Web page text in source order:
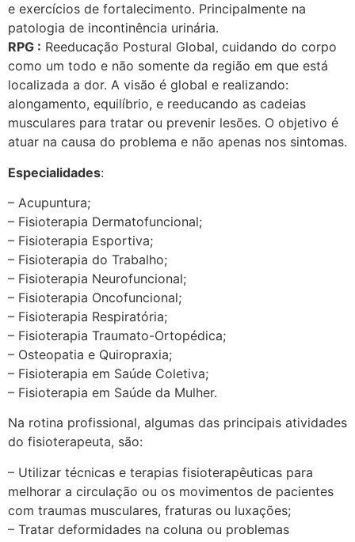
e exercícios de fortalecimento. Principalmente na
patologia de incontinência urinária.
RPG : Reeducação Postural Global, cuidando do corpo
como um todo e não somente da região em que está
localizada a dor. A visão é global e realizando:
alongamento, equilíbrio, e reeducando as cadeias
musculares para tratar ou prevenir lesões. O objetivo é
atuar na causa do problema e não apenas nos sintomas.
Especialidades:
– Acupuntura;
– Fisioterapia Dermatofuncional;
– Fisioterapia Esportiva;
– Fisioterapia do Trabalho;
– Fisioterapia Neurofuncional;
– Fisioterapia Oncofuncional;
– Fisioterapia Respiratória;
– Fisioterapia Traumato-Ortopédica;
– Osteopatia e Quiropraxia;
– Fisioterapia em Saúde Coletiva;
– Fisioterapia em Saúde da Mulher.
Na rotina profissional, algumas das principais atividades
do fisioterapeuta, são:
– Utilizar técnicas e terapias fisioterapêuticas para
melhorar a circulação ou os movimentos de pacientes
com traumas musculares, fraturas ou luxações;
– Tratar deformidades na coluna ou problemas